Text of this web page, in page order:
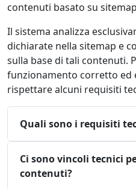
contenuti basato su
Il sistema analizza
dichiarate nella sitemap e
sulla base di tali contenuti.
funzionamento corretto ed
rispettare alcuni requisiti
Quali sono i requisiti
Ci sono vincoli tecnici
contenuti?